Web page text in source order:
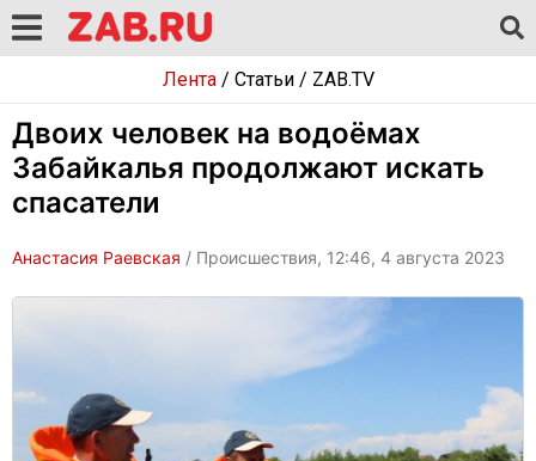
Лента/ Статьи/ ZAB.TV
Двоих человек на водоёмах
Забайкалья продолжают искать
спасатели
Анастасия Раевская / Происшествия, 12:46, 4 августа 2023